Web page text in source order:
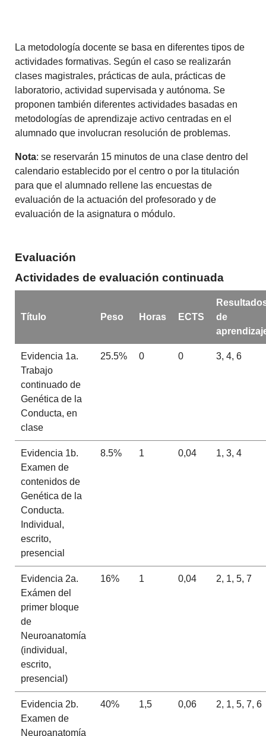
La metodología docente se basa en diferentes tipos de
actividades formativas. Según el caso se realizarán
clases magistrales, prácticas de aula, prácticas de
laboratorio, actividad supervisada y autónoma. Se
proponen también diferentes actividades basadas en
metodologías de aprendizaje activo centradas en el
alumnado que involucran resolución de problemas.
Nota: se reservarán 15 minutos de una clase dentro del
calendario establecido por el centro o por la titulación
para que el alumnado rellene las encuestas de
evaluación de la actuación del profesorado y de
evaluación de la asignatura o módulo.
Evaluación
Actividades de evaluación continuada
Título Peso Horas ECTS
de
Evidencia 1a.
Trabajo
continuado de
Genética de la
Conducta, en
clase
25.5% 0 0 3, 4, 6
Evidencia 1b.
Examen de
contenidos de
Genética de la
Conducta.
Individual,
escrito,
presencial
8.5% 1 0,04 1, 3, 4
Evidencia 2a.
Exámen del
primer bloque
de
Neuroanatomía
(individual,
escrito,
presencial)
16% 1 0,04 2, 1, 5, 7
Evidencia 2b.
Examen de
Neuroanatomía
40% 1,5 0,06 2, 1, 5, 7, 6